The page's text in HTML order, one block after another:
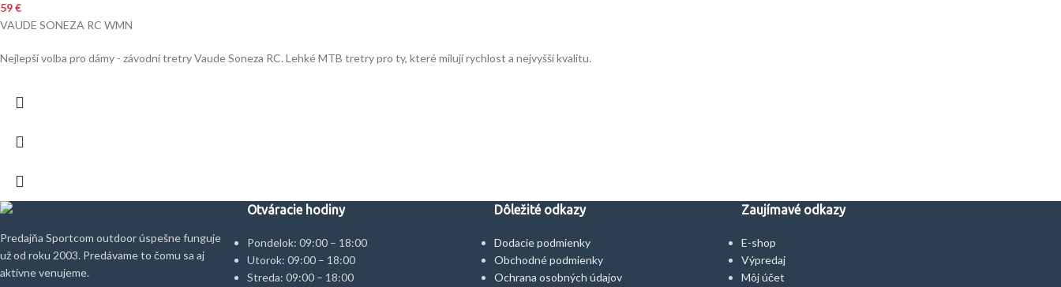
59€
VAUDE SONEZA RC WMN
Nejlepší volba pro dámy - závodní tretry Vaude Soneza RC. Lehké MTB tretry pro ty, které milují rychlost a nejvyšší kvalitu.
Predajňa Sportcom outdoor úspešne funguje
už od roku 2003. Predávame to čomu sa aj
aktívne venujeme.
Otváracie hodiny
Pondelok: 09:00 – 18:00
Utorok: 09:00 – 18:00
Streda: 09:00 – 18:00
Dôležité odkazy
Dodacie podmienky
Obchodné podmienky
Ochrana osobných údajov
Zaujímavé odkazy
E-shop
Výpredaj
Môj účet